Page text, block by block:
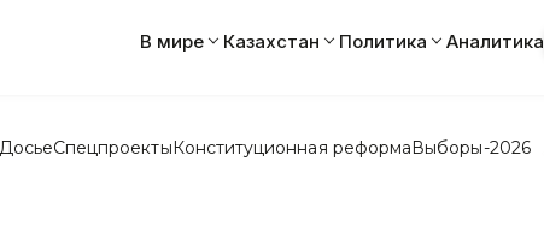
В мире Казахстан Политика Аналитика
ДосьеСпецпроектыКонституционная реформаВыборы-2026